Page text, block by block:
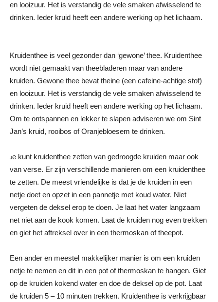
en looizuur. Het is verstandig de vele smaken afwisselend te
drinken. Ieder kruid heeft een andere werking op het lichaam.
Kruidenthee is veel gezonder dan ‘gewone’ thee. Kruidenthee
wordt niet gemaakt van theebladeren maar van andere
kruiden. Gewone thee bevat theine (een cafeine-achtige stof)
en looizuur. Het is verstandig de vele smaken afwisselend te
drinken. Ieder kruid heeft een andere werking op het lichaam.
Om te ontspannen en lekker te slapen adviseren we om Sint
Jan’s kruid, rooibos of Oranjebloesem te drinken.
Je kunt kruidenthee zetten van gedroogde kruiden maar ook
van verse. Er zijn verschillende manieren om een kruidenthee
te zetten. De meest vriendelijke is dat je de kruiden in een
netje doet en opzet in een pannetje met koud water. Niet
vergeten de deksel erop te doen. Je laat het water langzaam
net niet aan de kook komen. Laat de kruiden nog even trekken
en giet het aftreksel over in een thermoskan of theepot.
Een ander en meestel makkelijker manier is om een kruiden
netje te nemen en dit in een pot of thermoskan te hangen. Giet
op de kruiden kokend water en doe de deksel op de pot. Laat
de kruiden 5 – 10 minuten trekken. Kruidenthee is verkrijgbaar